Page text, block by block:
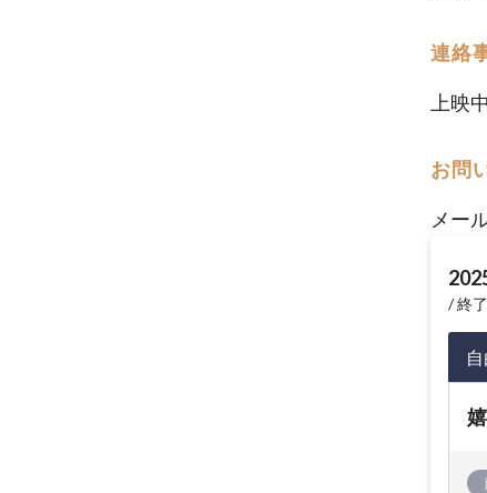
連絡
上映
お問
メー
終